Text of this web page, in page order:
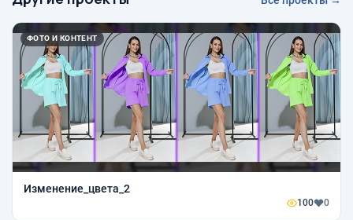
ФОТО И КОНТЕНТ
Изменение_цвета_2
100 0